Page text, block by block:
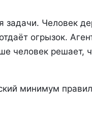
задачи. Человек
огрызок.
человек решает,
минимум